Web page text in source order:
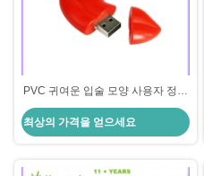
PVC 귀여운 입술 모양 사용자 정의
USB 플래시 드라이브 사용자 정의
입 USB 메모리 스틱 8GB 4GB
최상의 가격을 얻으세요